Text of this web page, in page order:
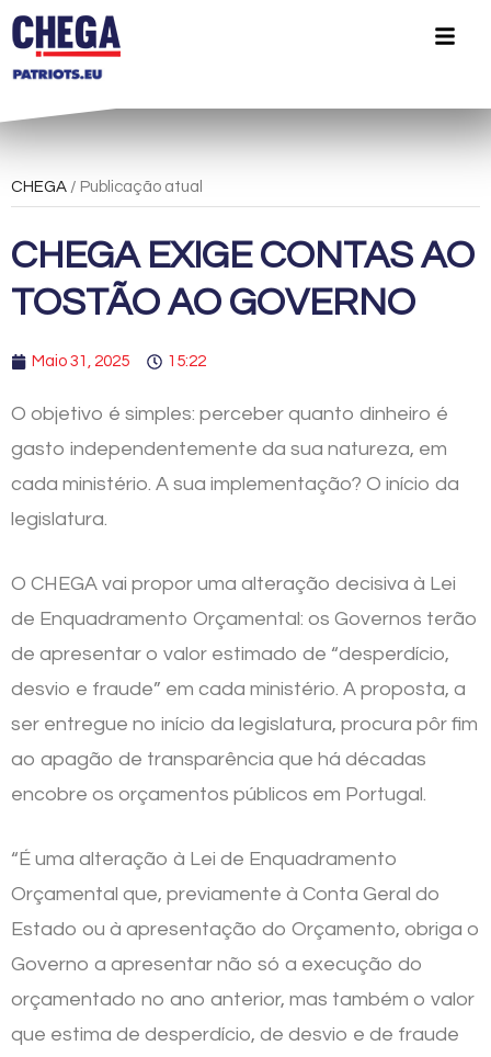
CHEGA / Publicação atual
CHEGA EXIGE CONTAS AO
TOSTÃO AO GOVERNO
Maio 31, 2025 15:22
O objetivo é simples: perceber quanto dinheiro é
gasto independentemente da sua natureza, em
cada ministério. A sua implementação? O início da
legislatura.
O CHEGA vai propor uma alteração decisiva à Lei
de Enquadramento Orçamental: os Governos terão
de apresentar o valor estimado de “desperdício,
desvio e fraude” em cada ministério. A proposta, a
ser entregue no início da legislatura, procura pôr fim
ao apagão de transparência que há décadas
encobre os orçamentos públicos em Portugal.
“É uma alteração à Lei de Enquadramento
Orçamental que, previamente à Conta Geral do
Estado ou à apresentação do Orçamento, obriga o
Governo a apresentar não só a execução do
orçamentado no ano anterior, mas também o valor
que estima de desperdício, de desvio e de fraude